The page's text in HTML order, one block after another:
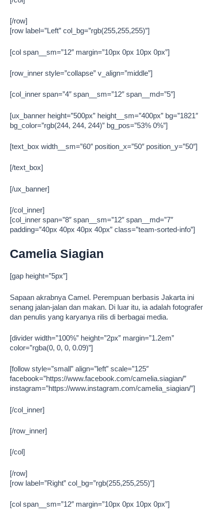
[/row]
[row label=”Left” col_bg=”rgb(255,255,255)”]
[col span__sm=”12″ margin=”10px 0px 10px 0px”]
[row_inner style=”collapse” v_align=”middle”]
[col_inner span=”4″ span__sm=”12″ span__md=”5″]
[ux_banner height=”500px” height__sm=”400px” bg=”1821″
bg_color=”rgb(244, 244, 244)” bg_pos=”53% 0%”]
[text_box width__sm=”60″ position_x=”50″ position_y=”50″]
[/text_box]
[/ux_banner]
[/col_inner]
[col_inner span=”8″ span__sm=”12″ span__md=”7″
padding=”40px 40px 40px 40px” class=”team-sorted-info”]
Camelia Siagian
[gap height=”5px”]
Sapaan akrabnya Camel. Perempuan berbasis Jakarta ini
senang jalan-jalan dan makan. Di luar itu, ia adalah fotografer
dan penulis yang karyanya rilis di berbagai media.
[divider width=”100%” height=”2px” margin=”1.2em”
color=”rgba(0, 0, 0, 0.09)”]
[follow style=”small” align=”left” scale=”125″
facebook=”https://www.facebook.com/camelia.siagian/”
instagram=”https://www.instagram.com/camelia_siagian/”]
[/col_inner]
[/row_inner]
[/col]
[/row]
[row label=”Right” col_bg=”rgb(255,255,255)”]
[col span__sm=”12″ margin=”10px 0px 10px 0px”]